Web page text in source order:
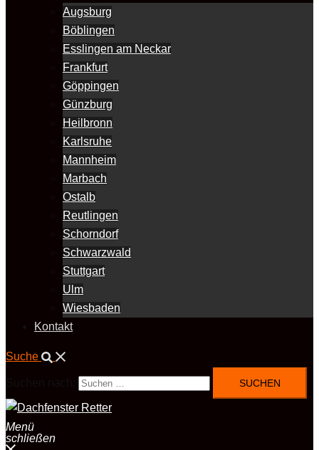
Augsburg
Böblingen
Esslingen am Neckar
Frankfurt
Göppingen
Günzburg
Heilbronn
Karlsruhe
Mannheim
Marbach
Ostalb
Reutlingen
Schorndorf
Schwarzwald
Stuttgart
Ulm
Wiesbaden
Kontakt
Suche
Menü
schließen